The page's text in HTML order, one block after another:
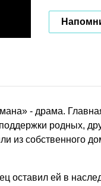
- драма.
родных,
из собственного
оставил ей в